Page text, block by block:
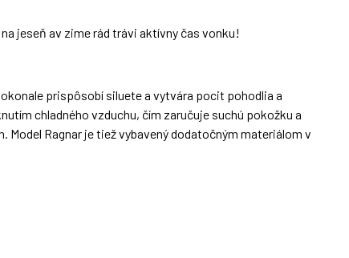
jeseň av zime rád trávi aktívny čas vonku!
prispôsobí siluete a vytvára pocit pohodlia a
chladného vzduchu, čím zaručuje suchú pokožku a
Ragnar je tiež vybavený dodatočným materiálom v